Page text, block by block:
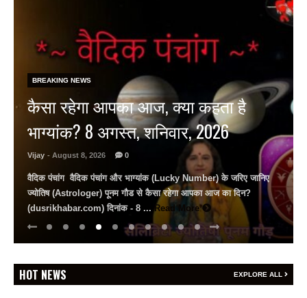
BREAKING NEWS
राष्ट्रीय हथकरघा दिवस पर जयपुर के
जेकेके में राज्य स्तरीय समारोह, बुनकर
राज्यस्तरीय पुरस्कार से सम्मानित…
Vijay - August 8, 2026 0
राष्ट्रीय हथकरघा दिवस: जेकेके में दिखी बुनकरों की प्रतिभा मंत्री राज्यवर्धन
राठौड़ बोले– भारतीय हथकरघा को पीएम मोदी ने दिलाई वैश्विक पहचान युवाओं से
अपील, ... Read More
HOT NEWS EXPLORE ALL